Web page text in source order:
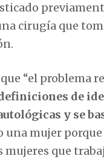
cirugía que
“el problema
de
y se
mujer porque
mujeres que